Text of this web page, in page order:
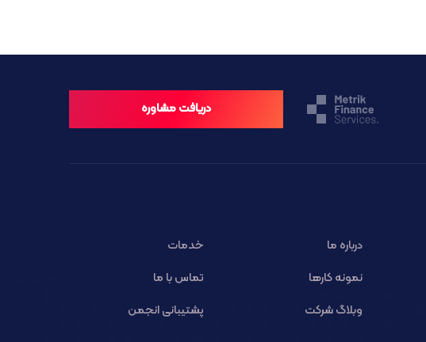
دریافت مشاوره
درباره ما
خدمات
نمونه کارها
تماس با ما
وبلاگ شرکت پشتیبانی انجمن